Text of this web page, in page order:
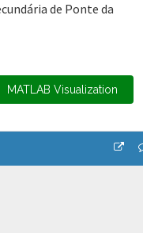
de Ponte da
MATLAB Visualization